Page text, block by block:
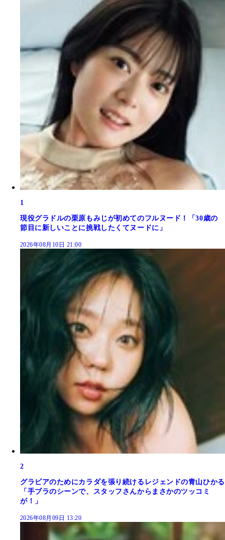
1
現役グラドルの栗原もみじが初めてのフルヌード！「30歳の
節目に新しいことに挑戦したくてヌードに」
2026年08月10日 21:00
2
グラビアのためにカラダを張り続けるレジェンドの青山ひかる
「手ブラのシーンで、スタッフさんからまさかのツッコミ
が！」
2026年08月09日 13:20